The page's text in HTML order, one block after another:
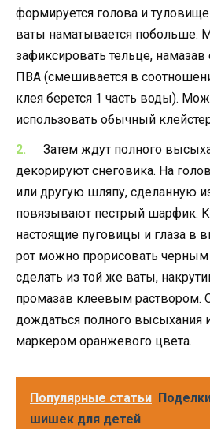
формируется голова и
ваты наматывается побольше.
зафиксировать тельце,
ПВА (смешивается в
клея берется 1 часть воды).
использовать обычный
Затем ждут полного
декорируют снеговика. На
или другую шляпу, сделанную
повязывают пестрый шарфик.
настоящие пуговицы и глаза в
рот можно прорисовать
сделать из той же ваты,
промазав клеевым раствором.
дождаться полного высыхания
маркером оранжевого цвета.
Популярные статьи
шишек для детей